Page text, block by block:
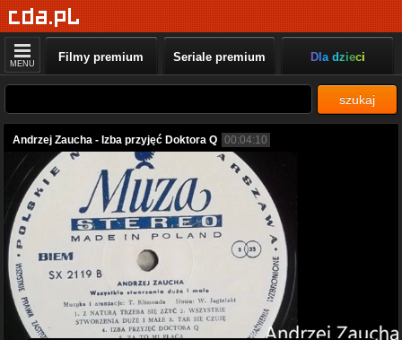
MENU Filmy premium Seriale premium Dla dzieci
szukaj
Andrzej Zaucha - Izba przyjęć Doktora Q 00:04:10